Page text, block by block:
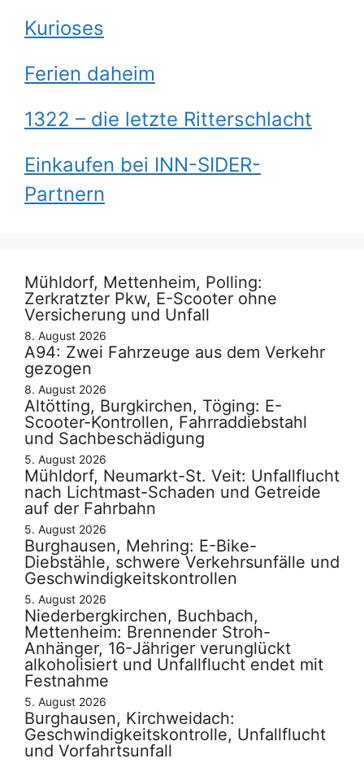
Kurioses
Ferien daheim
1322 – die letzte Ritterschlacht
Einkaufen bei INN-SIDER-
Partnern
Mühldorf, Mettenheim, Polling:
Zerkratzter Pkw, E-Scooter ohne
Versicherung und Unfall
8. August 2026
A94: Zwei Fahrzeuge aus dem Verkehr
gezogen
8. August 2026
Altötting, Burgkirchen, Töging: E-
Scooter-Kontrollen, Fahrraddiebstahl
und Sachbeschädigung
5. August 2026
Mühldorf, Neumarkt-St. Veit: Unfallflucht
nach Lichtmast-Schaden und Getreide
auf der Fahrbahn
5. August 2026
Burghausen, Mehring: E-Bike-
Diebstähle, schwere Verkehrsunfälle und
Geschwindigkeitskontrollen
5. August 2026
Niederbergkirchen, Buchbach,
Mettenheim: Brennender Stroh-
Anhänger, 16-Jähriger verunglückt
alkoholisiert und Unfallflucht endet mit
Festnahme
5. August 2026
Burghausen, Kirchweidach:
Geschwindigkeitskontrolle, Unfallflucht
und Vorfahrtsunfall